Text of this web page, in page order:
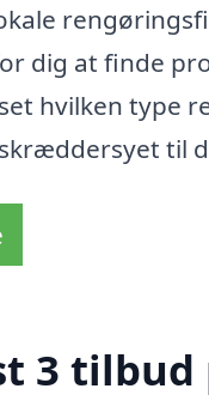
dig at finde
hvilken type
til
3 tilbud